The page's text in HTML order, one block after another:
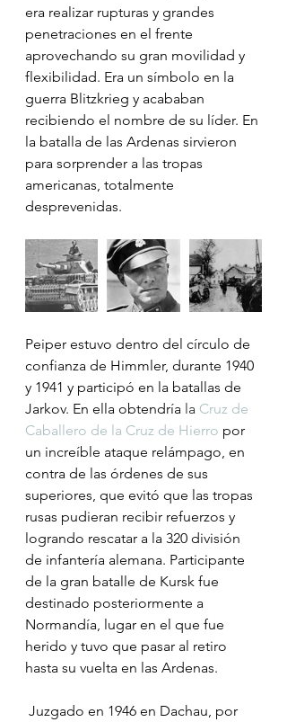
era realizar rupturas y grandes
penetraciones en el frente
aprovechando su gran movilidad y
flexibilidad. Era un símbolo en la
guerra Blitzkrieg y acababan
recibiendo el nombre de su líder. En
la batalla de las Ardenas sirvieron
para sorprender a las tropas
americanas, totalmente
desprevenidas.
Peiper estuvo dentro del círculo de
confianza de Himmler, durante 1940
y 1941 y participó en la batallas de
Jarkov. En ella obtendría la Cruz de
Caballero de la Cruz de Hierro por
un increíble ataque relámpago, en
contra de las órdenes de sus
superiores, que evitó que las tropas
rusas pudieran recibir refuerzos y
logrando rescatar a la 320 división
de infantería alemana. Participante
de la gran batalle de Kursk fue
destinado posteriormente a
Normandía, lugar en el que fue
herido y tuvo que pasar al retiro
hasta su vuelta en las Ardenas.